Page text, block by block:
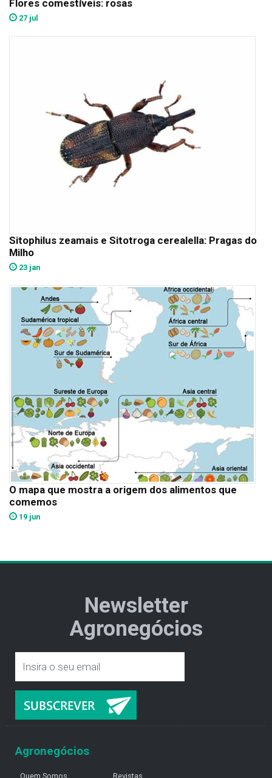
Flores comestíveis: rosas
27 jul
Sitophilus zeamais e Sitotroga cerealella: Pragas do
Milho
23 jan
O mapa que mostra a origem dos alimentos que
comemos
19 jun
Newsletter
Agronegócios
Agronegócios
Quem Somos Revistas